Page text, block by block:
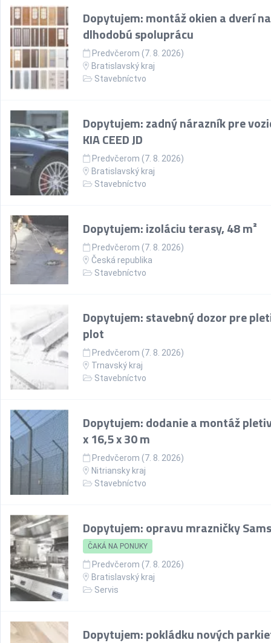
Dopytujem: montáž okien a dverí na
dlhodobú spoluprácu
Predvčerom (7. 8. 2026)
Bratislavský kraj
Stavebníctvo
Dopytujem: zadný nárazník pre
KIA CEED JD
Predvčerom (7. 8. 2026)
Bratislavský kraj
Stavebníctvo
Dopytujem: izoláciu terasy, 48 m²
Predvčerom (7. 8. 2026)
Česká republika
Stavebníctvo
Dopytujem: stavebný dozor pre
plot
Predvčerom (7. 8. 2026)
Trnavský kraj
Stavebníctvo
Dopytujem: dodanie a montáž
x 16,5 x 30 m
Predvčerom (7. 8. 2026)
Nitriansky kraj
Stavebníctvo
Dopytujem: opravu mrazničky
ČAKÁ NA PONUKY
Predvčerom (7. 8. 2026)
Bratislavský kraj
Servis
Dopytujem: pokládku nových